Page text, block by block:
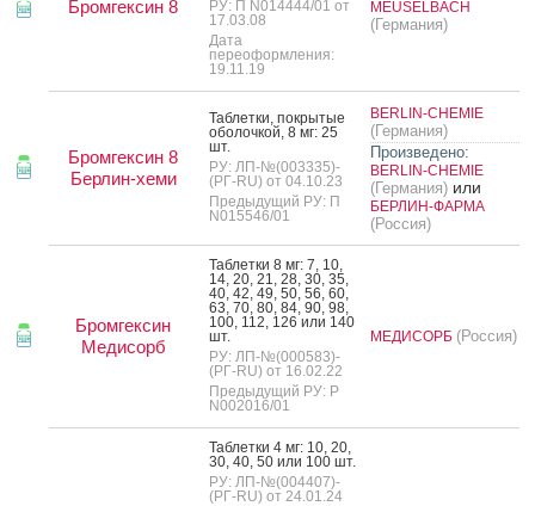
Бромгексин 8
РУ: П N014444/01 от
17.03.08
Дата
переоформления:
19.11.19
MEUSELBACH
(Германия)
Бромгексин 8
Берлин-хеми
Таб­летки, пок­ры­тые
обо­лоч­кой, 8 мг: 25
шт.
РУ: ЛП-№(003335)-
(РГ-RU) от 04.10.23
Предыдущий РУ: П
N015546/01
BERLIN-CHEMIE
(Германия)
Произведено:
BERLIN-CHEMIE
(Германия) или
БЕРЛИН-ФАРМА
(Россия)
Бромгексин
Медисорб
Таб­летки 8 мг: 7, 10,
14, 20, 21, 28, 30, 35,
40, 42, 49, 50, 56, 60,
63, 70, 80, 84, 90, 98,
100, 112, 126 или 140
шт.
РУ: ЛП-№(000583)-
(РГ-RU) от 16.02.22
Предыдущий РУ: Р
N002016/01
МЕДИСОРБ (Россия)
Таб­летки 4 мг: 10, 20,
30, 40, 50 или 100 шт.
РУ: ЛП-№(004407)-
(РГ-RU) от 24.01.24